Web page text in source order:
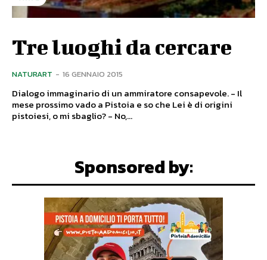
Tre luoghi da cercare
NATURART - 16 GENNAIO 2015
Dialogo immaginario di un ammiratore consapevole. - Il
mese prossimo vado a Pistoia e so che Lei è di origini
pistoiesi, o mi sbaglio? - No,...
Sponsored by: